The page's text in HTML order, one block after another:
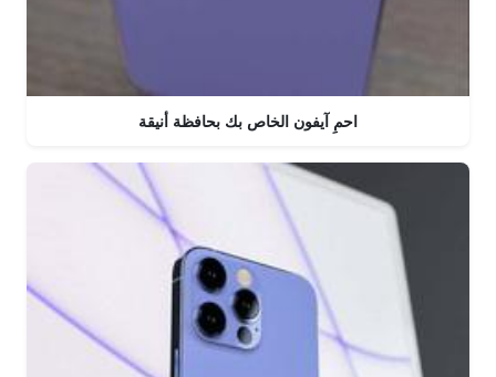
احمِ آيفون الخاص بك بحافظة أنيقة